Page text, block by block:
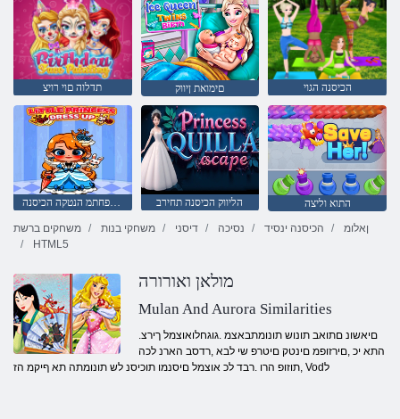
תדלוה םוי רויצ םימואת ןיווק הכיסנה הגוי
תשפחתמ הנטקה הכיסנה הליווק הכיסנה תחירב
התוא וליצה
משחקים ברשת
משחקי בנות דיסני נסיכה הכיסנה ינסיד
ןאלומ
HTML5
מולאן ואורורה
Mulan And Aurora Similarities
.םיאשונ םתואב תונוש תונומתבאצמ .גוגחלואוצמל ךירצ
התא יכ ,םירזופמ םינטק םיטרפ שי לבא ,רדסב הארנ לכה
,תוזופ הרו .רבד לכ אוצמל םיסנמו תוכיסנ לש תונומתה תא ףיקמ הז Vodל